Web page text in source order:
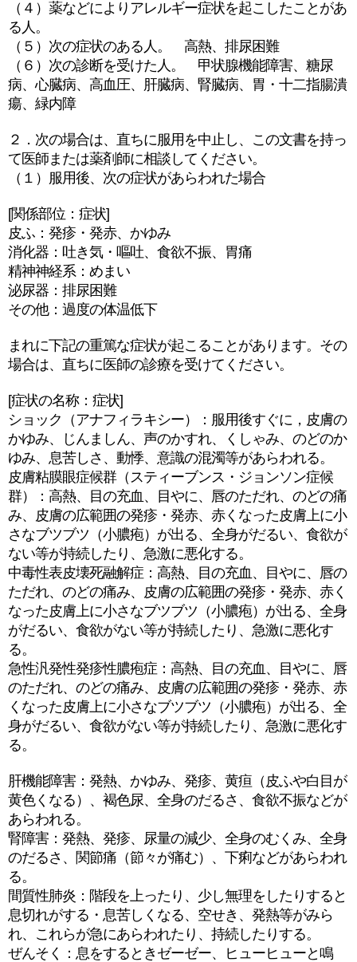
（４）薬などによりアレルギー症状を起こしたことがあ
る人。
（５）次の症状のある人。 高熱、排尿困難
（６）次の診断を受けた人。 甲状腺機能障害、糖尿
病、心臓病、高血圧、肝臓病、腎臓病、胃・十二指腸潰
瘍、緑内障
２．次の場合は、直ちに服用を中止し、この文書を持っ
て医師または薬剤師に相談してください。
（１）服用後、次の症状があらわれた場合
[関係部位：症状]
皮ふ：発疹・発赤、かゆみ
消化器：吐き気・嘔吐、食欲不振、胃痛
精神神経系：めまい
泌尿器：排尿困難
その他：過度の体温低下
まれに下記の重篤な症状が起こることがあります。その
場合は、直ちに医師の診療を受けてください。
[症状の名称：症状]
ショック（アナフィラキシー）：服用後すぐに，皮膚の
かゆみ、じんましん、声のかすれ、くしゃみ、のどのか
ゆみ、息苦しさ、動悸、意識の混濁等があらわれる。
皮膚粘膜眼症候群（スティーブンス・ジョンソン症候
群）：高熱、目の充血、目やに、唇のただれ、のどの痛
み、皮膚の広範囲の発疹・発赤、赤くなった皮膚上に小
さなブツブツ（小膿疱）が出る、全身がだるい、食欲が
ない等が持続したり、急激に悪化する。
中毒性表皮壊死融解症：高熱、目の充血、目やに、唇の
ただれ、のどの痛み、皮膚の広範囲の発疹・発赤、赤く
なった皮膚上に小さなブツブツ（小膿疱）が出る、全身
がだるい、食欲がない等が持続したり、急激に悪化す
る。
急性汎発性発疹性膿疱症：高熱、目の充血、目やに、唇
のただれ、のどの痛み、皮膚の広範囲の発疹・発赤、赤
くなった皮膚上に小さなブツブツ（小膿疱）が出る、全
身がだるい、食欲がない等が持続したり、急激に悪化す
る。
肝機能障害：発熱、かゆみ、発疹、黄疸（皮ふや白目が
黄色くなる）、褐色尿、全身のだるさ、食欲不振などが
あらわれる。
腎障害：発熱、発疹、尿量の減少、全身のむくみ、全身
のだるさ、関節痛（節々が痛む）、下痢などがあらわれ
る。
間質性肺炎：階段を上ったり、少し無理をしたりすると
息切れがする・息苦しくなる、空せき、発熱等がみら
れ、これらが急にあらわれたり、持続したりする。
ぜんそく：息をするときゼーゼー、ヒューヒューと鳴